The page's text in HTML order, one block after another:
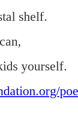
shelf.
yourself.